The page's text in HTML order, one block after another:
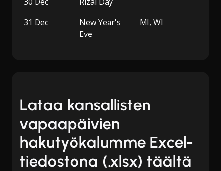
31 Dec
New Year's
Eve
MI, WI
Lataa kansallisten
vapaapäivien
hakutyökalumme Excel-
tiedostona (.xlsx) täältä